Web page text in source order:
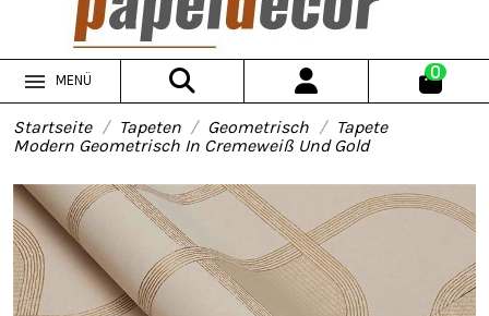
MENÜ 0
Startseite Tapeten Geometrisch
Tapete
Modern Geometrisch In Cremeweiß Und Gold